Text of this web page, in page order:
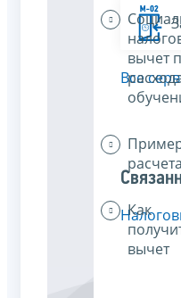
вычет
расчета
Как
вычет
Все